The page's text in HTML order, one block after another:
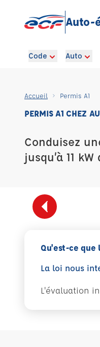
Auto-
Code Auto
Accueil Permis A1
PERMIS A1 CHEZ
Conduisez
jusqu’à 11
Qu'est-ce
La loi nous
L'évaluation